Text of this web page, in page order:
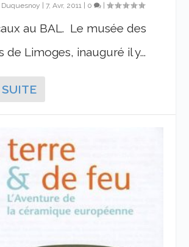
Duquesnoy |7, Avr, 2011 | 0 |
au BAL. Le musée des
de Limoges, inauguré il y...